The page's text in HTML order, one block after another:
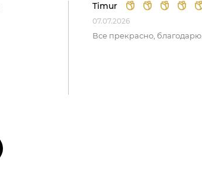
Timur
07.07.2026
Все прекрасно, благодарю.